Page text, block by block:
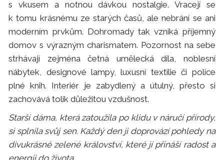
s vkusem a notnou dávkou nostalgie. Vracejí se
k tomu krásnému ze starých časů, ale nebrání se ani
moderním prvkům. Dohromady tak vzniká příjemný
domov s výrazným charismatem. Pozornost na sebe
strhávají zejména četná umělecká díla, noblesní
nábytek, designové lampy, luxusní textilie či police
plné knih. Interiér je zabydlený a útulný, přesto si
zachovává tolik důležitou vzdušnost.
Starší dáma, která zatoužila po klidu v náručí přírody,
si splnila svůj sen. Každý den ji doprovází pohledy na
divukrásné zelené království, které jí přináší radost a
energii do života.